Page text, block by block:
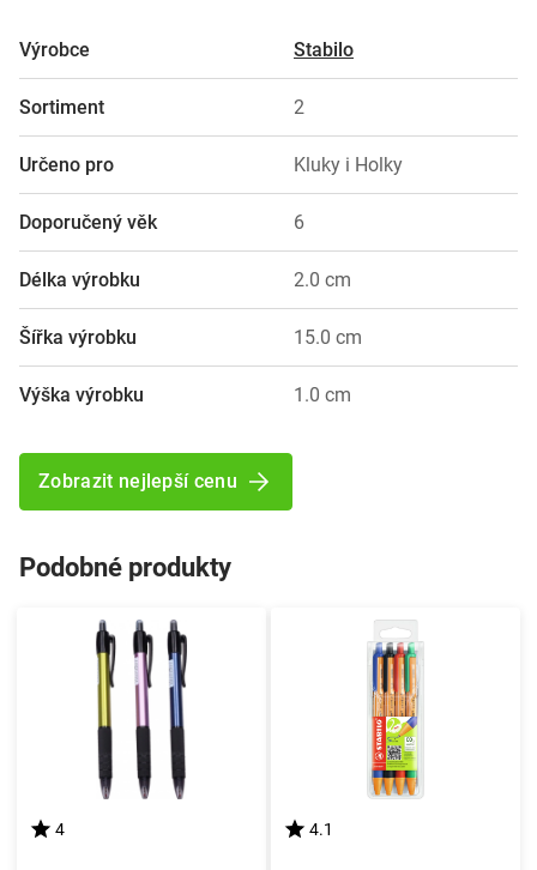
Výrobce Stabilo
Sortiment 2
Určeno pro Kluky i Holky
Doporučený věk 6
Délka výrobku 2.0 cm
Šířka výrobku 15.0 cm
Výška výrobku 1.0 cm
Zobrazit nejlepší cenu
Podobné produkty
4 4.1